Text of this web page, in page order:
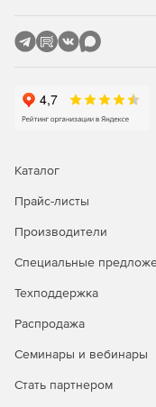
Каталог
Прайс-листы
Производители
Специальные
Техподдержка
Распродажа
Семинары и вебинары
Стать партнером